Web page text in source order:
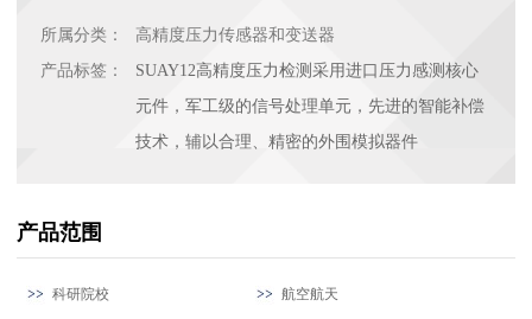
所属分类：
高精度压力传感器和变送器
产品标签：
SUAY12高精度压力检测采用进口压力感测核心
元件，军工级的信号处理单元，先进的智能补偿
技术，辅以合理、精密的外围模拟器件
产品范围
科研院校 航空航天